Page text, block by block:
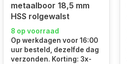
metaalboor 18,5 mm
HSS rolgewalst
8 op voorraad
Op werkdagen voor 16:00
uur besteld, dezelfde dag
verzonden. Korting: 3x-